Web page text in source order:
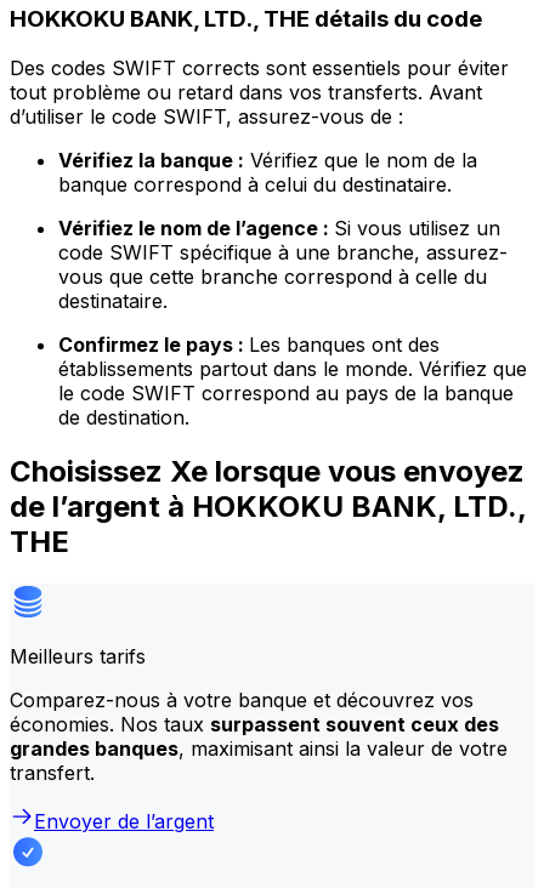
HOKKOKU BANK, LTD., THE détails du code
Des codes SWIFT corrects sont essentiels pour éviter
tout problème ou retard dans vos transferts. Avant
d’utiliser le code SWIFT, assurez-vous de :
Vérifiez la banque : Vérifiez que le nom de la
banque correspond à celui du destinataire.
Vérifiez le nom de l’agence : Si vous utilisez un
code SWIFT spécifique à une branche, assurez-
vous que cette branche correspond à celle du
destinataire.
Confirmez le pays : Les banques ont des
établissements partout dans le monde. Vérifiez que
le code SWIFT correspond au pays de la banque
de destination.
Choisissez Xe lorsque vous envoyez
de l’argent à HOKKOKU BANK, LTD.,
THE
Meilleurs tarifs
Comparez-nous à votre banque et découvrez vos
économies. Nos taux surpassent souvent ceux des
grandes banques, maximisant ainsi la valeur de votre
transfert.
Envoyer de l’argent